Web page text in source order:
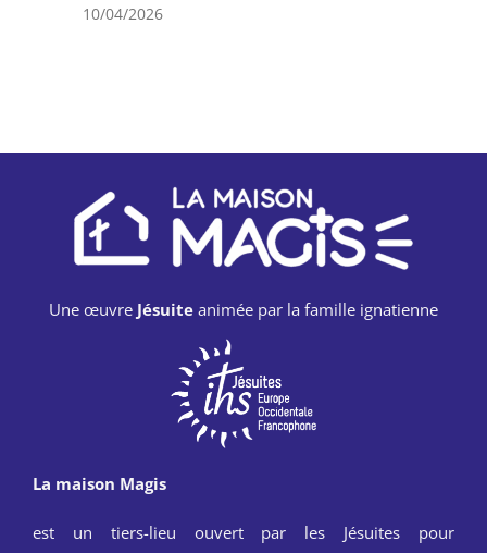
10/04/2026
Une œuvre Jésuite animée par la famille ignatienne
La maison Magis
est un tiers-lieu ouvert par les Jésuites pour